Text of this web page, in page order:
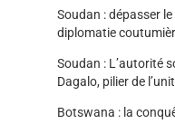
Soudan : dépasser
diplomatie
Soudan : L’autorité
Dagalo, pilier de
Botswana : la